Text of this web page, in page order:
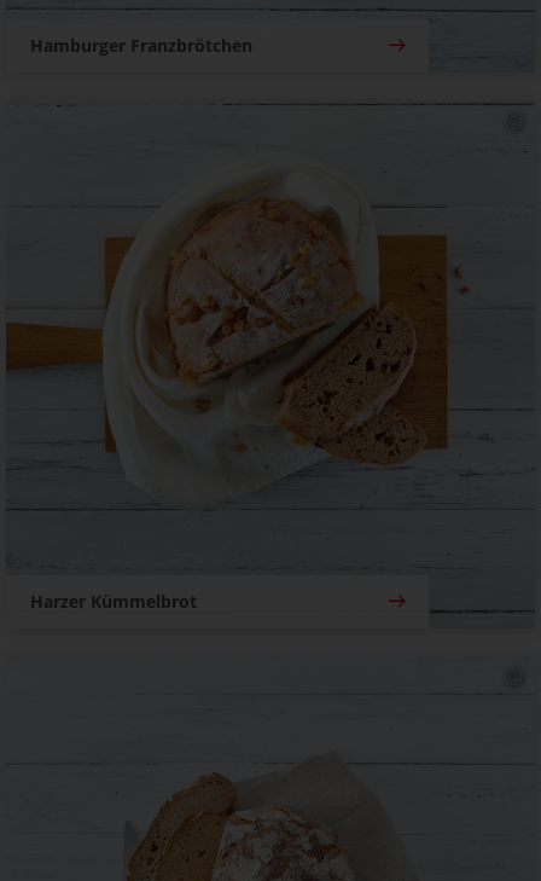
Hamburger Franzbrötchen
Harzer Kümmelbrot